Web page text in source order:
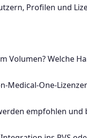
Profilen und
Volumen? Welche
Medical-One-
empfohlen und